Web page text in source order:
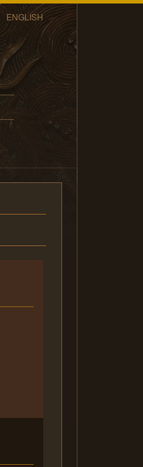
ENGLISH